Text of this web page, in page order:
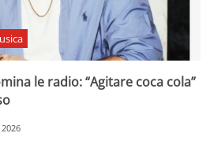
le radio: “Agitare coca cola”